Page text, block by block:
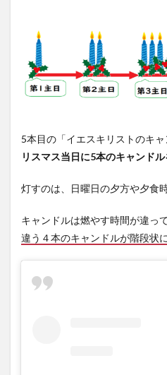
5本目の「イエスキリストのキャ
リスマス当日に5本のキャンド
灯すのは、日曜日の夕方や夕食時
キャンドルは燃やす時間が違っ
違う４本のキャンドルが階段状